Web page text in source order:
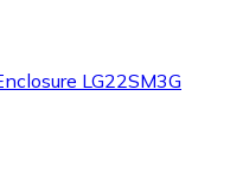
LG22SM3G